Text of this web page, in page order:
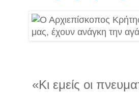
«Κι εμείς οι